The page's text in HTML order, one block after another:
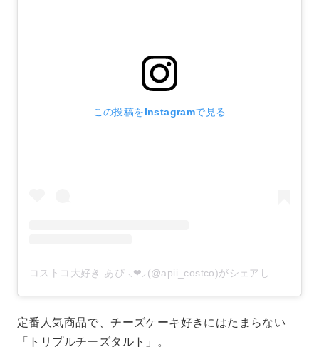
この投稿をInstagramで見る
コストコ大好き あぴ ⸜❤︎⸝‍(@apii_costco)がシェアした投稿
定番人気商品で、チーズケーキ好きにはたまらない
「トリプルチーズタルト」。